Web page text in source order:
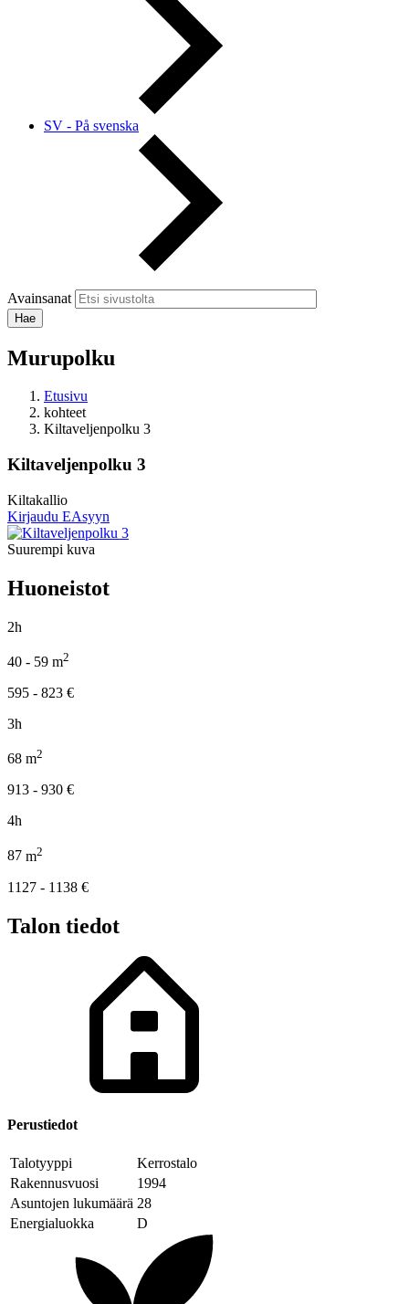
SV - På svenska
Avainsanat
Murupolku
Etusivu
kohteet
Kiltaveljenpolku 3
Kiltaveljenpolku 3
Kiltakallio
Kirjaudu EAsyyn
Suurempi kuva
Huoneistot
2h
40 - 59 m2
595 - 823 €
3h
68 m2
913 - 930 €
4h
87 m2
1127 - 1138 €
Talon tiedot
Perustiedot
Talotyyppi
Kerrostalo
Rakennusvuosi
1994
Asuntojen lukumäärä 28
Energialuokka
D